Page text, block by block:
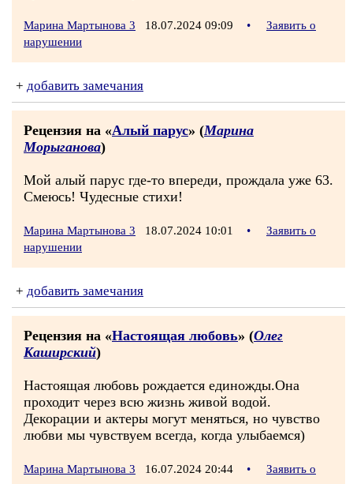
Марина Мартынова 3 18.07.2024 09:09 •
Заявить о
нарушении
+ добавить замечания
Рецензия на «Алый парус» (Марина
Морыганова)
Мой алый парус где-то впереди, прождала уже 63.
Смеюсь! Чудесные стихи!
Марина Мартынова 3 18.07.2024 10:01 •
Заявить о
нарушении
+ добавить замечания
Рецензия на «Настоящая любовь» (Олег
Каширский)
Настоящая любовь рождается единожды.Она
проходит через всю жизнь живой водой.
Декорации и актеры могут меняться, но чувство
любви мы чувствуем всегда, когда улыбаемся)
Марина Мартынова 3 16.07.2024 20:44 •
Заявить о